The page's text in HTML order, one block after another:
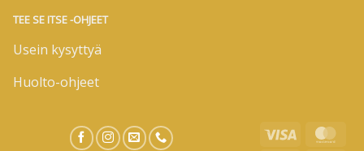
TEE SE ITSE -OHJEET
Usein kysyttyä
Huolto-ohjeet
Visa